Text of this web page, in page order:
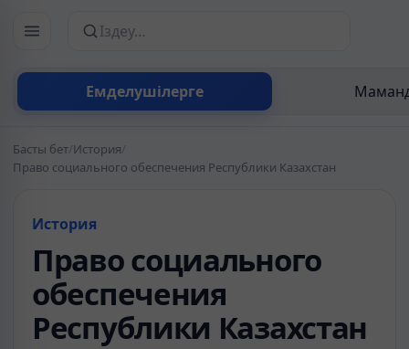
Емделушілерге
Сайттан іздеу
Басты бет/История/
Право социального обеспечения Республики Казахстан
История
Право социального
обеспечения
Республики Казахстан